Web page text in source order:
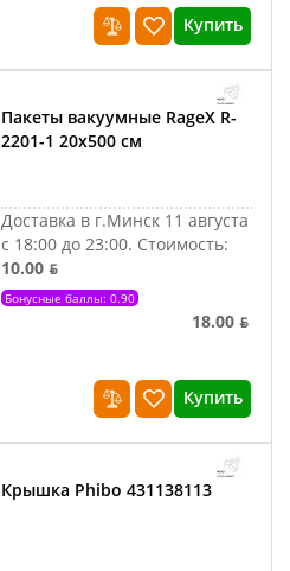
Купить
Пакеты вакуумные RageX R-
2201-1 20x500 см
Доставка в г.Минск 11 августа
с 18:00 до 23:00. Стоимость:
10.00 ƃ
Бонусные баллы: 0.90
18.00 ƃ
Купить
Крышка Phibo 431138113